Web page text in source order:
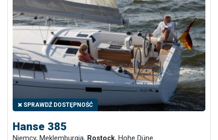
SPRAWDŹ DOSTĘPNOŚĆ
Hanse 385
Niemcy, Meklemburgia, Rostock, Hohe Düne